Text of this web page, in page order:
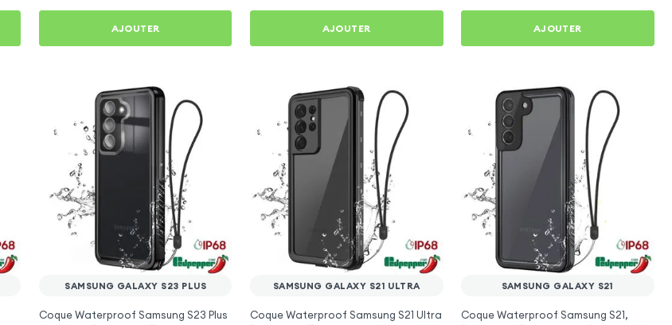
AJOUTER AJOUTER AJOUTER
SAMSUNG GALAXY S23 PLUS
Coque Waterproof Samsung S23 Plus
SAMSUNG GALAXY S21 ULTRA
Coque Waterproof Samsung S21 Ultra
SAMSUNG GALAXY S21
Coque Waterproof Samsung S21,